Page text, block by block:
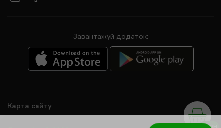
0 грн
Завантажуй додаток:
Карта сайту